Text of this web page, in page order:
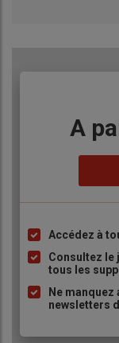
Body
A
Liste
à
puce
Accédez à
Consultez le
tous les
Ne
newsletters